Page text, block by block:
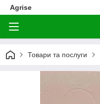
Agrise
Товари та послуги